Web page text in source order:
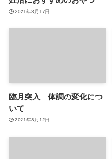
2021年3月17日
臨月突入 体調の変化につ
いて
2021年3月12日